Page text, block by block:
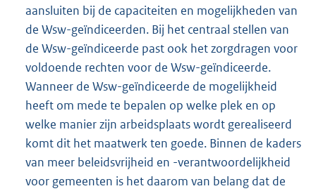
aansluiten bij de capaciteiten en mogelijkheden van
de Wsw-geïndiceerden. Bij het centraal stellen van
de Wsw-geïndiceerde past ook het zorgdragen voor
voldoende rechten voor de Wsw-geïndiceerde.
Wanneer de Wsw-geïndiceerde de mogelijkheid
heeft om mede te bepalen op welke plek en op
welke manier zijn arbeidsplaats wordt gerealiseerd
komt dit het maatwerk ten goede. Binnen de kaders
van meer beleidsvrijheid en -verantwoordelijkheid
voor gemeenten is het daarom van belang dat de